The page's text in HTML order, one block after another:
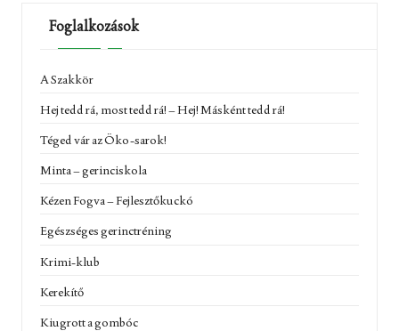
Foglalkozások
A Szakkör
Hej tedd rá, most tedd rá! – Hej! Másként tedd rá!
Téged vár az Öko-sarok!
Minta – gerinciskola
Kézen Fogva – Fejlesztőkuckó
Egészséges gerinctréning
Krimi-klub
Kerekítő
Kiugrott a gombóc